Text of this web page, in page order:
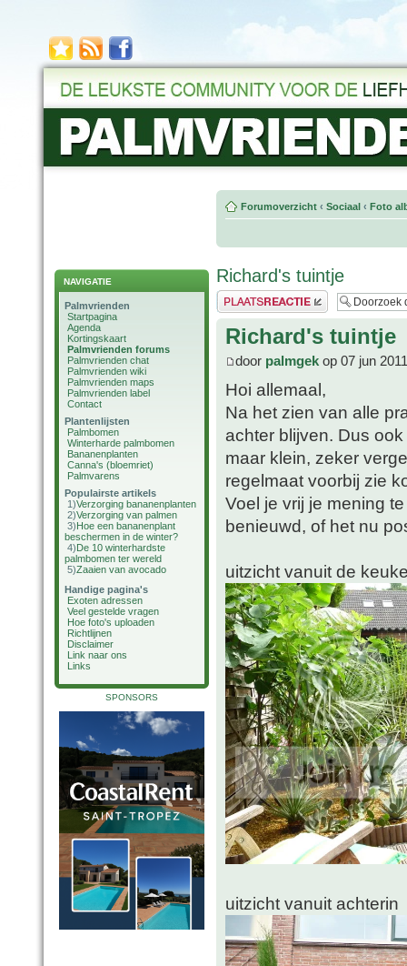
NAVIGATIE
Palmvrienden
Startpagina
Agenda
Kortingskaart
Palmvrienden forums
Palmvrienden chat
Palmvrienden wiki
Palmvrienden maps
Palmvrienden label
Contact
Plantenlijsten
Palmbomen
Winterharde palmbomen
Bananenplanten
Canna's (bloemriet)
Palmvarens
Populairste artikels
1)Verzorging bananenplanten
2)Verzorging van palmen
3)Hoe een bananenplant
beschermen in de winter?
4)De 10 winterhardste
palmbomen ter wereld
5)Zaaien van avocado
Handige pagina's
Exoten adressen
Veel gestelde vragen
Hoe foto's uploaden
Richtlijnen
Disclaimer
Link naar ons
Links
SPONSORS
Forumoverzicht ‹ Sociaal ‹ Foto
Richard's tuintje
Plaats een reactie
Richard's tuintje
door palmgek op 07 jun
Hoi allemaal,
Na het zien van alle
achter blijven. Dus
maar klein, zeker
regelmaat voorbij zie
Voel je vrij je mening
benieuwd, of het nu
uitzicht vanuit de
uitzicht vanuit achterin